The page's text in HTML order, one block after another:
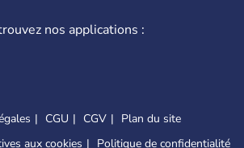
nos applications :
CGU CGV
Plan du site
aux cookies
Politique de confidentialité